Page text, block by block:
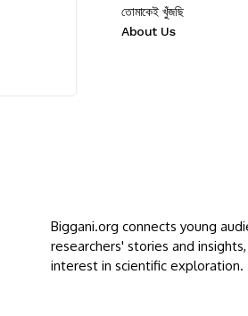
তোমাকেই খুঁজছি
About Us
Biggani.org connects young
researchers' stories and
interest in scientific exploration.